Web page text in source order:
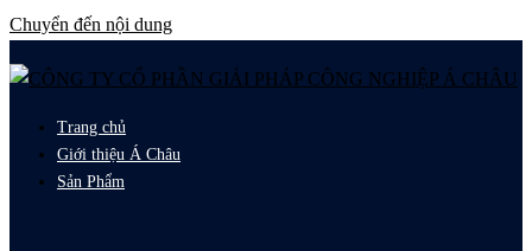
Chuyển đến nội dung
Trang chủ
Giới thiệu Á Châu
Sản Phẩm